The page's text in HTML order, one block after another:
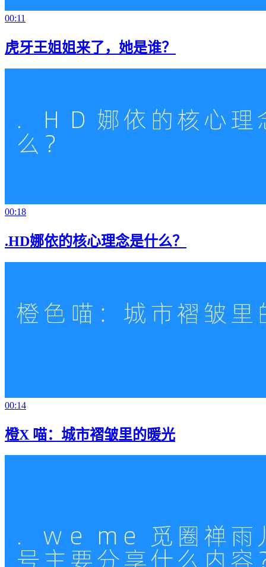
00:11
虎牙王姐姐来了，她是谁？
00:18
.HD娜依的核心理念是什么？
00:14
橙X 喵：城市褶皱里的暖光